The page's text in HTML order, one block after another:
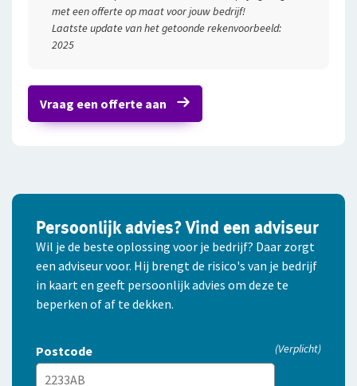
Gemiddelde leeftijd
40
Gemiddelde jaarloonsom
€ 201.000
met een offerte op maat voor jouw bedrijf!
Laatste update van het getoonde rekenvoorbeeld:
2025
Vraag een offerte aan
Persoonlijk advies? Vind een adviseur
Wil je de beste oplossing voor je bedrijf? Daar zorgt
een adviseur voor. Hij brengt de risico's van je bedrijf
in kaart en geeft persoonlijk advies om deze te
beperken of af te dekken.
Postcode (Verplicht)